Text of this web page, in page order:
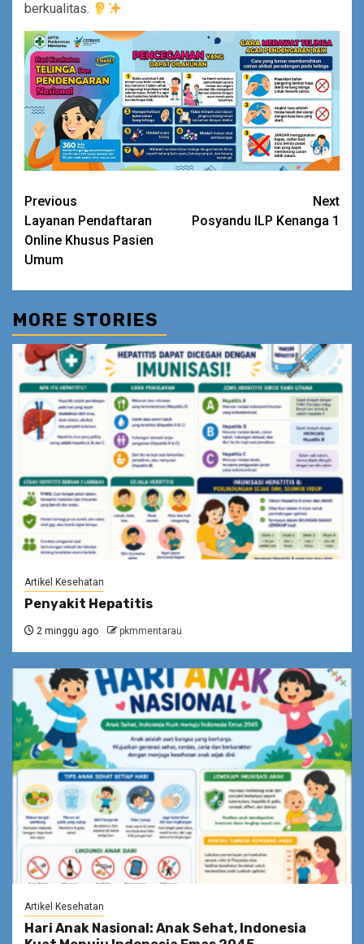
berkualitas.
Continue
Reading
Previous
Layanan Pendaftaran
Online Khusus Pasien
Umum
Next
Posyandu ILP Kenanga 1
MORE STORIES
Artikel Kesehatan
Penyakit Hepatitis
2 minggu ago pkmmentarau
Artikel Kesehatan
Hari Anak Nasional: Anak Sehat, Indonesia